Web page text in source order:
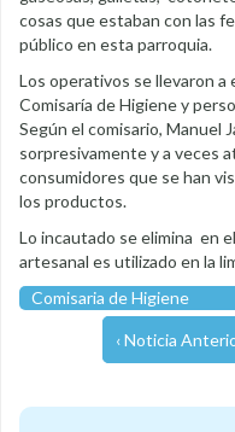
cosas que estaban con las
público en esta parroquia.
Los operativos se llevaron
Comisaría de Higiene y
Según el comisario, Manuel
sorpresivamente y a veces
consumidores que se han
los productos.
Lo incautado se elimina en
artesanal es utilizado en la
Comisaria de Higiene
‹ Noticia